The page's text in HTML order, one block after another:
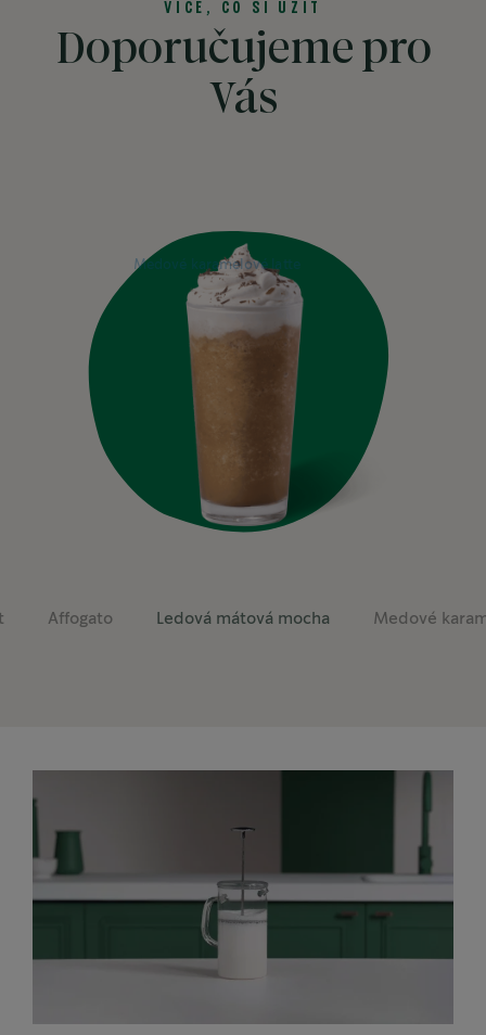
VÍCE, CO SI UŽÍT
Doporučujeme pro
Vás
Previous
Affogato Ledová mátová mocha Medové